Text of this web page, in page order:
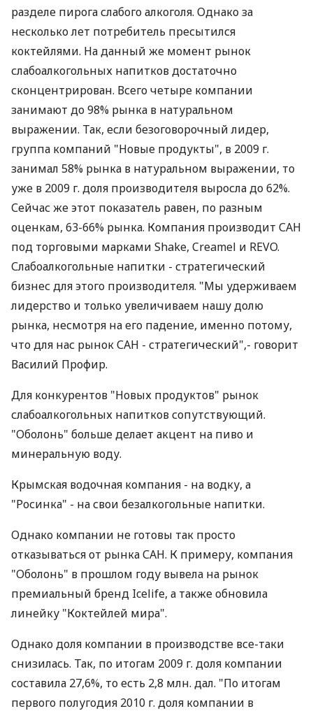
разделе пирога слабого алкоголя. Однако за
несколько лет потребитель пресытился
коктейлями. На данный же момент рынок
слабоалкогольных напитков достаточно
сконцентрирован. Всего четыре компании
занимают до 98% рынка в натуральном
выражении. Так, если безоговорочный лидер,
группа компаний "Новые продукты", в 2009 г.
занимал 58% рынка в натуральном выражении, то
уже в 2009 г. доля производителя выросла до 62%.
Сейчас же этот показатель равен, по разным
оценкам, 63-66% рынка. Компания производит САН
под торговыми марками Shake, Creamel и REVO.
Слабоалкогольные напитки - стратегический
бизнес для этого производителя. "Мы удерживаем
лидерство и только увеличиваем нашу долю
рынка, несмотря на его падение, именно потому,
что для нас рынок САН - стратегический",- говорит
Василий Профир.
Для конкурентов "Новых продуктов" рынок
слабоалкогольных напитков сопутствующий.
"Оболонь" больше делает акцент на пиво и
минеральную воду.
Крымская водочная компания - на водку, а
"Росинка" - на свои безалкогольные напитки.
Однако компании не готовы так просто
отказываться от рынка САН. К примеру, компания
"Оболонь" в прошлом году вывела на рынок
премиальный бренд Icelife, а также обновила
линейку "Коктейлей мира".
Однако доля компании в производстве все-таки
снизилась. Так, по итогам 2009 г. доля компании
составила 27,6%, то есть 2,8 млн. дал. "По итогам
первого полугодия 2010 г. доля компании в